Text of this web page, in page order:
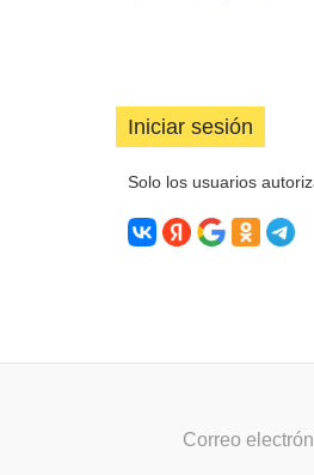
Iniciar sesión
Solo los usuarios
Correo